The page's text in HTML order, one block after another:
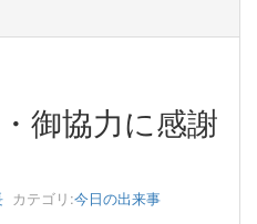
御協力に感謝
カテゴリ:今日の出来事